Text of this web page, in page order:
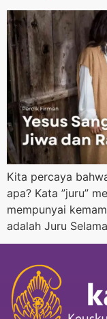
Kita percaya
apa? Kata ”juru”
mempunyai
adalah Juru